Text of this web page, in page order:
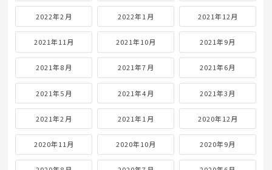
2022年2月 2022年1月 2021年12月
2021年11月 2021年10月 2021年9月
2021年8月 2021年7月 2021年6月
2021年5月 2021年4月 2021年3月
2021年2月 2021年1月 2020年12月
2020年11月 2020年10月 2020年9月